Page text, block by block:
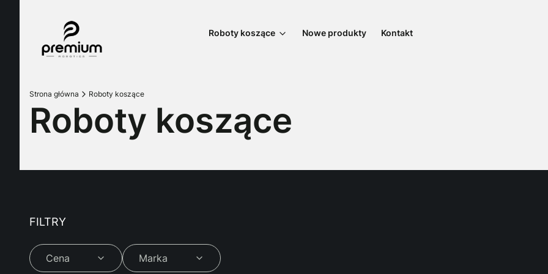
Roboty koszące Nowe produkty Kontakt
Strona główna Roboty koszące
Roboty koszące
FILTRY
Cena Marka